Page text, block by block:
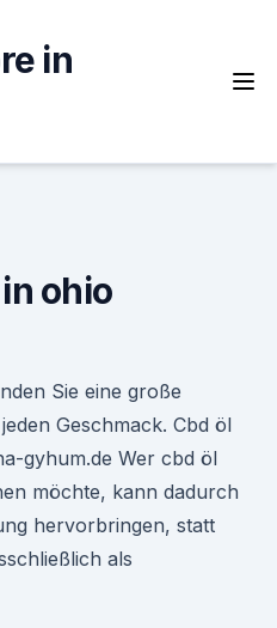
in
ohio
Sie eine große
Geschmack. Cbd öl
gyhum.de Wer cbd öl
möchte, kann dadurch
hervorbringen, statt
als